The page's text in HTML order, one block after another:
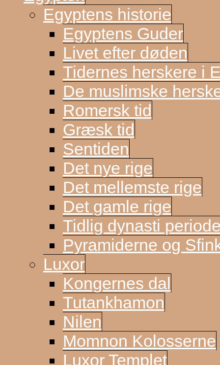
Egyptens historie
Egyptens Guder
Livet efter døden
Tidernes herskere i
De muslimske
Romersk tid
Græsk tid
Sentiden
Det nye rige
Det mellemste rige
Det gamle rige
Tidlig dynasti
Pyramiderne og
Luxor
Kongernes dal
Tutankhamon
Nilen
Momnon Kolosserne
Luxor Templet